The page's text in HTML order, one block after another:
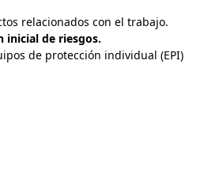
relacionados con el trabajo.
inicial de riesgos.
de protección individual (EPI)